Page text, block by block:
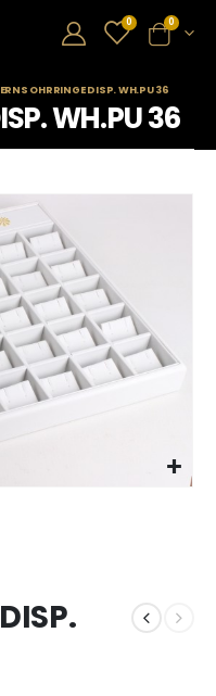
0 0
OHRRINGE DISP. WH.PU 36
WH.PU 36